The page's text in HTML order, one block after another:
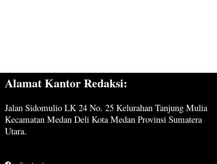
Alamat Kantor Redaksi:
Jalan Sidomulio LK 24 No. 25 Kelurahan Tanjung Mulia
Kecamatan Medan Deli Kota Medan Provinsi Sumatera
Utara.